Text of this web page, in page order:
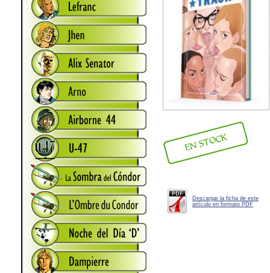
Descargar la ficha de este
artículo en formato PDF